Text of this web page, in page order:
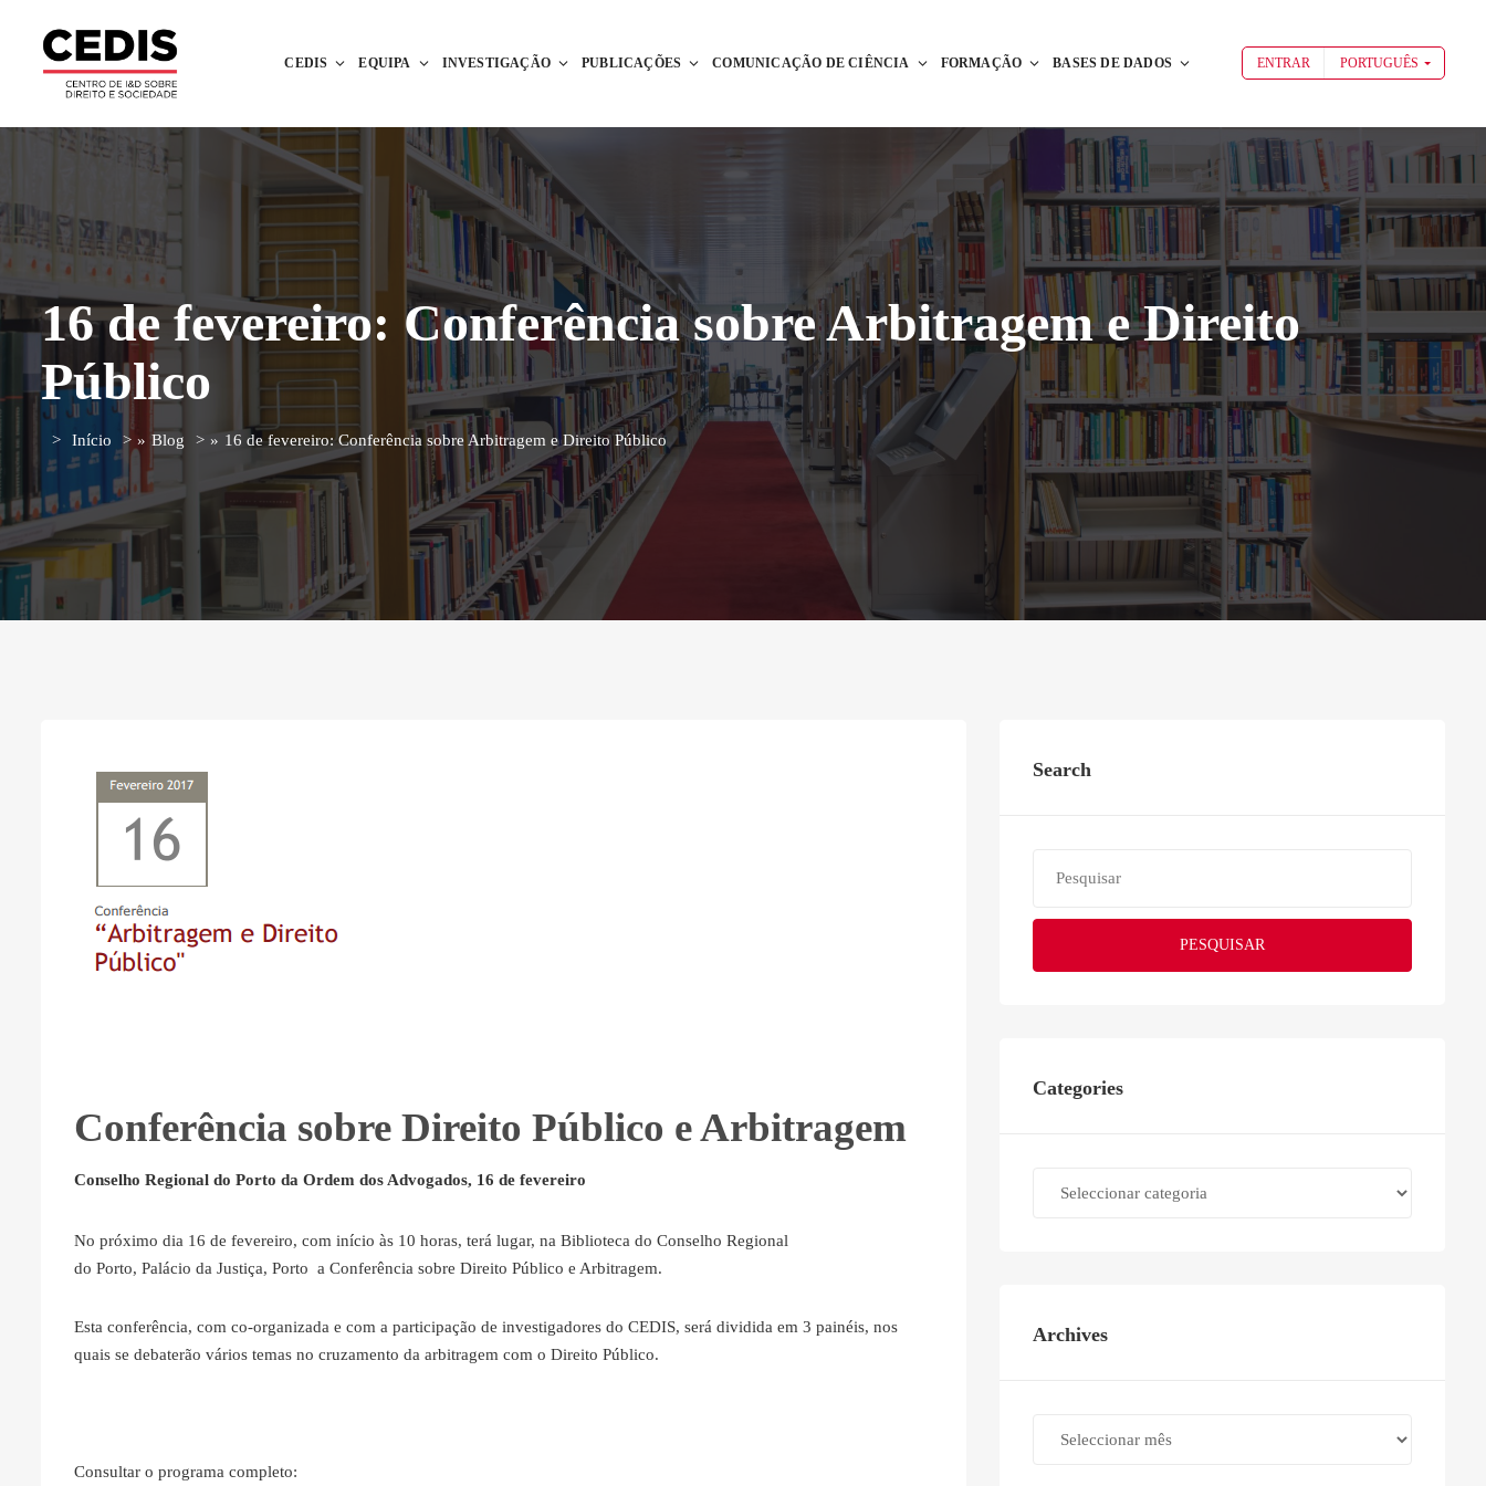
CEDIS EQUIPA INVESTIGAÇÃO PUBLICAÇÕES COMUNICAÇÃO DE CIÊNCIA FORMAÇÃO BASES DE DADOS ENTRAR PORTUGUÊS
16 de fevereiro: Conferência sobre Arbitragem e Direito
Público
Início » Blog » 16 de fevereiro: Conferência sobre Arbitragem e Direito Público
Conferência sobre Direito Público e Arbitragem
Conselho Regional do Porto da Ordem dos Advogados, 16 de fevereiro
No próximo dia 16 de fevereiro, com início às 10 horas, terá lugar, na Biblioteca do Conselho Regional
do Porto, Palácio da Justiça, Porto a Conferência sobre Direito Público e Arbitragem.
Esta conferência, com co-organizada e com a participação de investigadores do CEDIS, será dividida em 3 painéis, nos
quais se debaterão vários temas no cruzamento da arbitragem com o Direito Público.
Consultar o programa completo:
Search
PESQUISAR
Categories
Archives